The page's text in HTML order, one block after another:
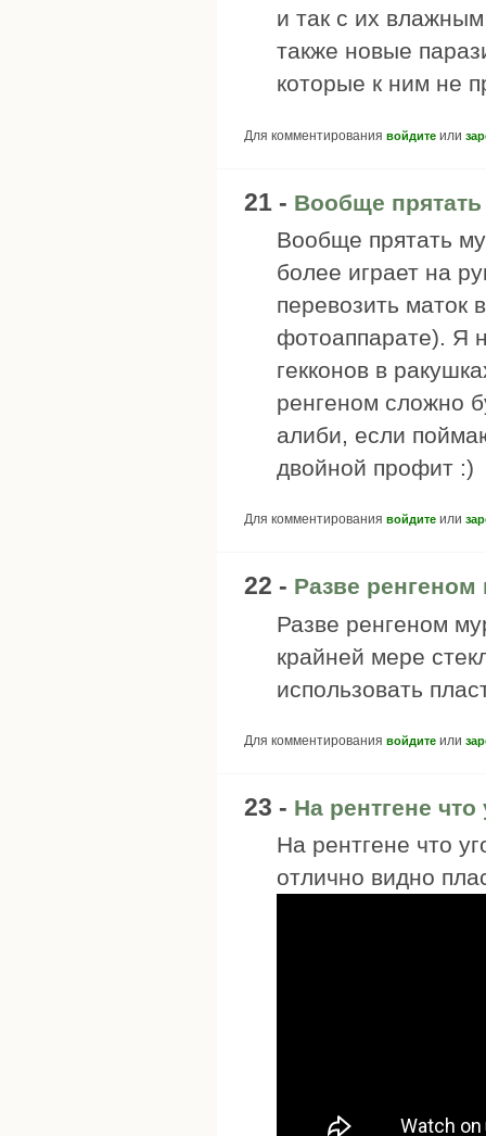
и так с их
также новые
которые к ним не
Для комментирования войдите или
21 - Вообще
Вообще прятать
более играет на
перевозить маток
фотоаппарате). Я
гекконов в
ренгеном сложно
алиби, если
двойной профит :)
Для комментирования войдите или
22 - Разве
Разве ренгеном
крайней мере
использовать
Для комментирования войдите или
23 - На рентгене
На рентгене что
отлично видно